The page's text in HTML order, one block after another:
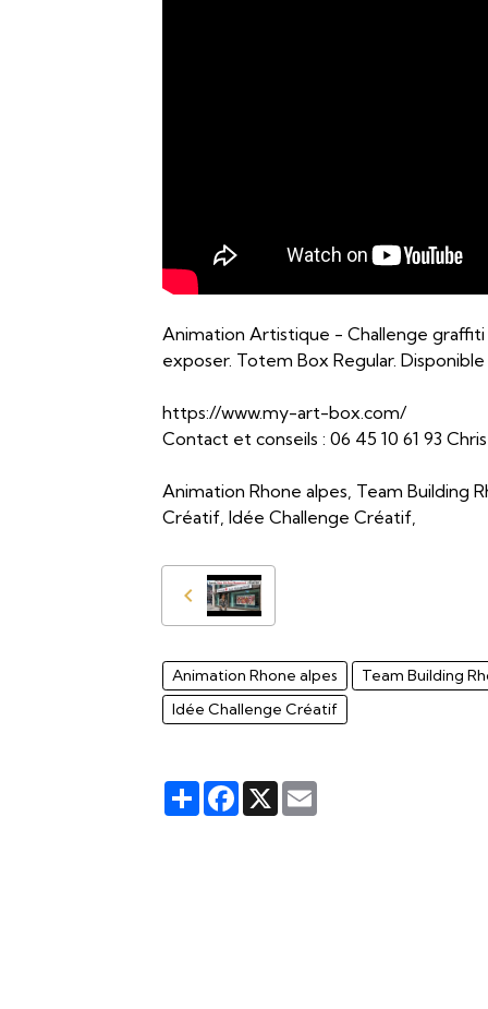
Animation Artistique - Challenge
exposer. Totem Box Regular.
https://www.my-art-box.com/
Contact et conseils : 06 45 10 61 93
Animation Rhone alpes, Team Building
Créatif, Idée Challenge Créatif,
Animation Rhone alpes
Team Building
Idée Challenge Créatif
PartagerFacebook
X